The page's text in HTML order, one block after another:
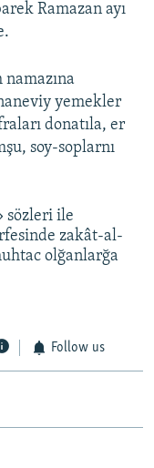
Ramazan ayı
yemekler
donatıla, er
soy-soplarnı
ile
zakât-al-
olğanlarğa
Follow us